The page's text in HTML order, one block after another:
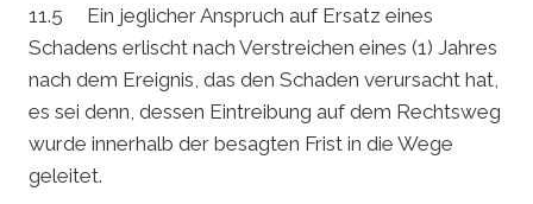
11.5 Ein jeglicher Anspruch auf Ersatz eines
Schadens erlischt nach Verstreichen eines (1) Jahres
nach dem Ereignis, das den Schaden verursacht hat,
es sei denn, dessen Eintreibung auf dem Rechtsweg
wurde innerhalb der besagten Frist in die Wege
geleitet.